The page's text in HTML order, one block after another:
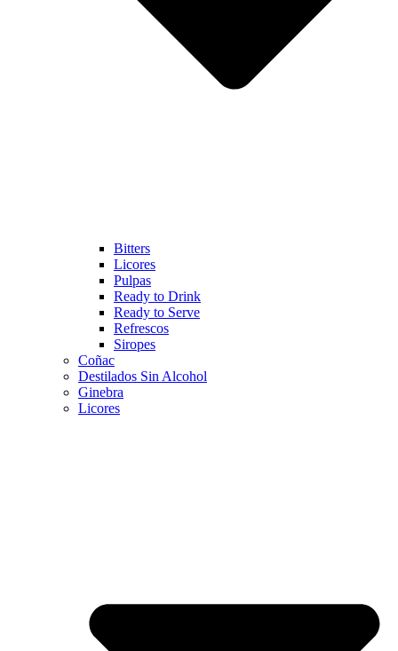
Bitters
Licores
Pulpas
Ready to Drink
Ready to Serve
Refrescos
Siropes
Coñac
Destilados Sin Alcohol
Ginebra
Licores